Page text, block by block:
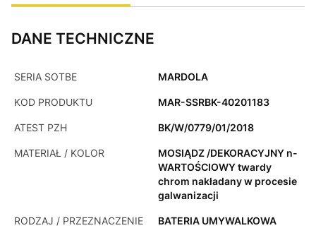
DANE TECHNICZNE
SERIA SOTBE MARDOLA
KOD PRODUKTU MAR-SSRBK-40201183
ATEST PZH BK/W/0779/01/2018
MATERIAŁ / KOLOR
MOSIĄDZ /DEKORACYJNY n-
WARTOŚCIOWY twardy
chrom nakładany w procesie
galwanizacji
RODZAJ / PRZEZNACZENIE BATERIA UMYWALKOWA